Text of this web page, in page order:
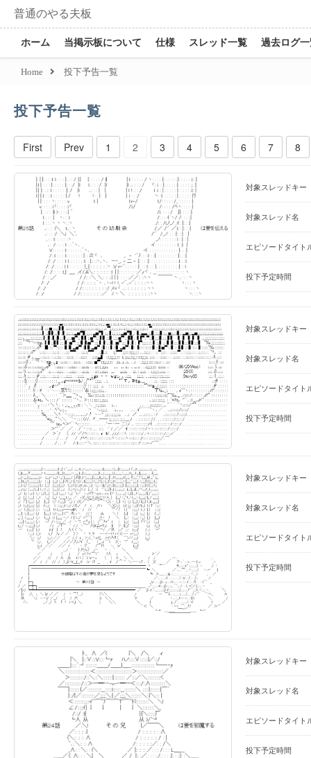
普通のやる夫板
ホーム 当掲示板について 仕様 スレッド一覧 過去ログ
Home 投下予告一覧
投下予告一覧
First Prev 1 2 3 4 5 6 7 8
対象スレッドキー
対象スレッド名
エピソードタイト
投下予定時間
対象スレッドキー
対象スレッド名
エピソードタイト
投下予定時間
対象スレッドキー
対象スレッド名
エピソードタイト
投下予定時間
対象スレッドキー
対象スレッド名
エピソードタイト
投下予定時間